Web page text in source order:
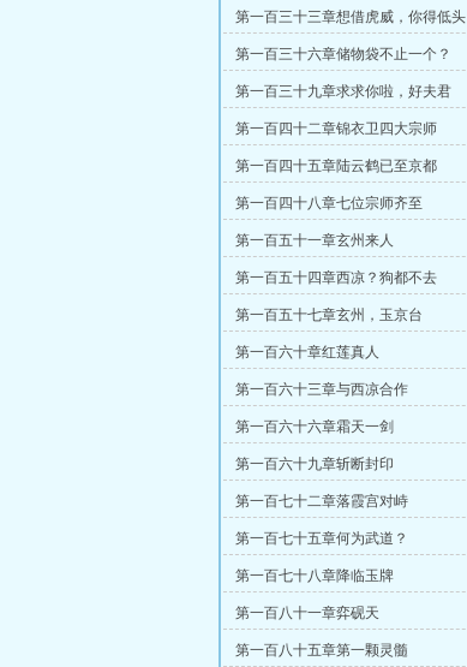
第一百三十三章想借虎威，你得低头
第一百三十六章储物袋不止一个？
第一百三十九章求求你啦，好夫君
第一百四十二章锦衣卫四大宗师
第一百四十五章陆云鹤已至京都
第一百四十八章七位宗师齐至
第一百五十一章玄州来人
第一百五十四章西凉？狗都不去
第一百五十七章玄州，玉京台
第一百六十章红莲真人
第一百六十三章与西凉合作
第一百六十六章霜天一剑
第一百六十九章斩断封印
第一百七十二章落霞宫对峙
第一百七十五章何为武道？
第一百七十八章降临玉牌
第一百八十一章弈砚天
第一百八十五章第一颗灵髓